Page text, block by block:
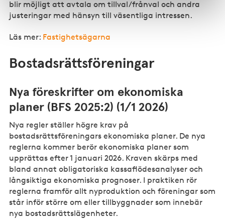
blir möjligt att avtala om tillval/frånval och andra
justeringar med hänsyn till väsentliga intressen.
Läs mer: Fastighetsägarna
Bostadsrättsföreningar
Nya föreskrifter om ekonomiska
planer (BFS 2025:2) (1/1 2026)
Nya regler ställer högre krav på
bostadsrättsföreningars ekonomiska planer. De nya
reglerna kommer berör ekonomiska planer som
upprättas efter 1 januari 2026. Kraven skärps med
bland annat obligatoriska kassaflödesanalyser och
långsiktiga ekonomiska prognoser. I praktiken rör
reglerna framför allt nyproduktion och föreningar som
står inför större om eller tillbyggnader som innebär
nya bostadsrättslägenheter.